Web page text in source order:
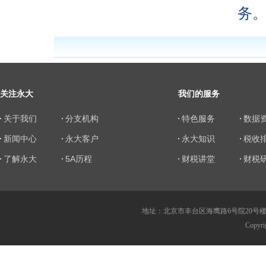
务
关注永大
关于我们 分支机构
新闻中心 永大客户
了解永大 5A历程
我们的服务
特色服务 数据
永大知识 税收
财税讲堂 财税
地址：北京市丰台区海鹰路6号院20